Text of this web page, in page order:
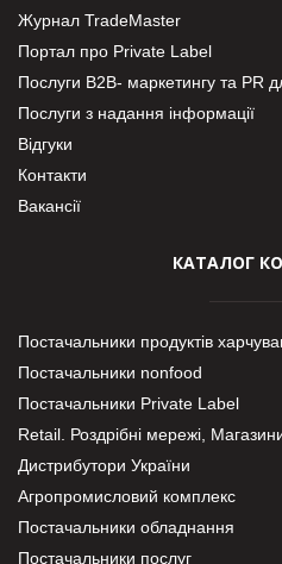
Журнал TradeMaster
Портал про Private Label
Послуги В2В- маркетингу та PR
Послуги з надання інформації
Відгуки
Контакти
Вакансії
КАТАЛОГ
Постачальники продуктів
Постачальники nonfood
Постачальники Private Label
Retail. Роздрібні мережі,
Дистрибутори України
Агропромисловий комплекс
Постачальники обладнання
Постачальники послуг